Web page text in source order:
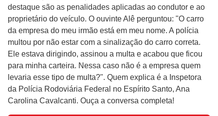
destaque são as penalidades aplicadas ao condutor e ao
proprietário do veículo. O ouvinte Alê perguntou: "O carro
da empresa do meu irmão está em meu nome. A polícia
multou por não estar com a sinalização do carro correta.
Ele estava dirigindo, assinou a multa e acabou que ficou
para minha carteira. Nessa caso não é a empresa quem
levaria esse tipo de multa?". Quem explica é a Inspetora
da Polícia Rodoviária Federal no Espírito Santo, Ana
Carolina Cavalcanti. Ouça a conversa completa!